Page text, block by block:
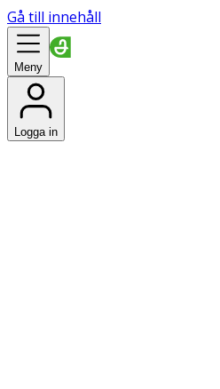
Gå till innehåll
Meny
Logga in